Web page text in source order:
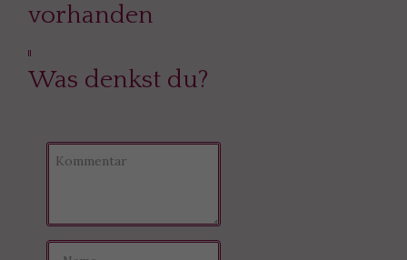
vorhanden
Was denkst du?